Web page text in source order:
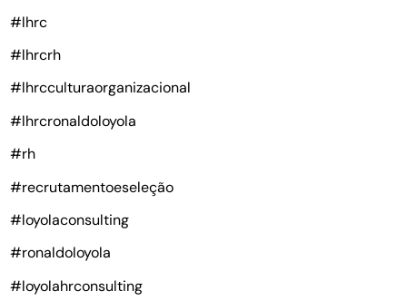
#lhrc
#lhrcrh
#lhrcculturaorganizacional
#lhrcronaldoloyola
#rh
#recrutamentoeseleção
#loyolaconsulting
#ronaldoloyola
#loyolahrconsulting